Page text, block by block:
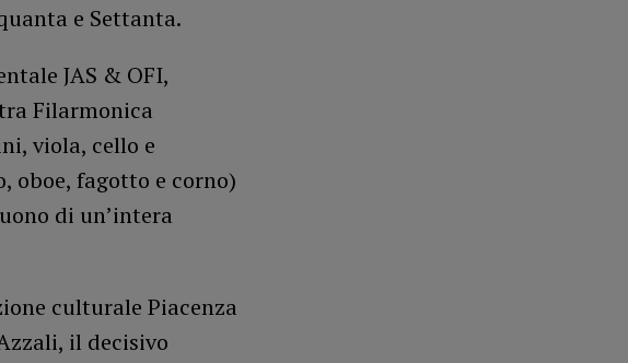
e Settanta.
JAS & OFI,
Filarmonica
viola, cello e
oboe, fagotto e corno)
di un’intera
culturale Piacenza
il decisivo